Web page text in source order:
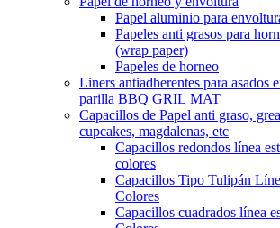
Papel aluminio para
Papeles anti grasos para
(wrap paper)
Papeles de horneo
Liners antiadherentes para asados
parilla BBQ GRIL MAT
Capacillos de Papel anti graso,
cupcakes, magdalenas, etc
Capacillos redondos línea
colores
Capacillos Tipo Tulipán
Colores
Capacillos cuadrados línea